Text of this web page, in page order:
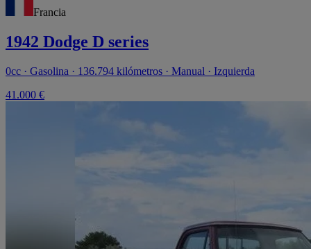
Francia
1942 Dodge D series
0cc · Gasolina · 136.794 kilómetros · Manual · Izquierda
41.000 €